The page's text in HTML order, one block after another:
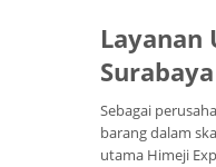
Layanan
Sebagai
barang dalam
utama Himeji